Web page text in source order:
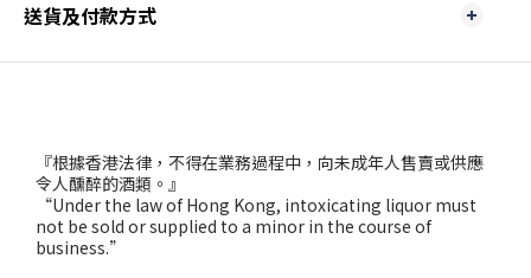
送貨及付款方式
『根據香港法律，不得在業務過程中，向未成年人售賣或供應
令人醺醉的酒類。』
“Under the law of Hong Kong, intoxicating liquor must
not be sold or supplied to a minor in the course of
business.”